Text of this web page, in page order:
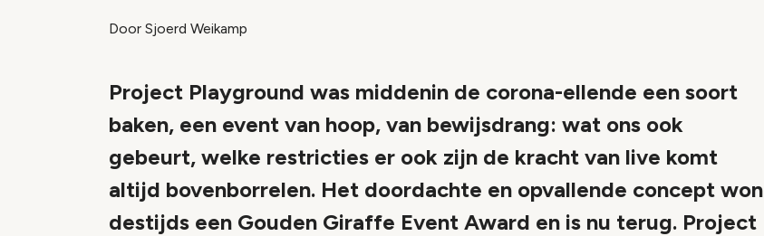
Door Sjoerd Weikamp
Project Playground was middenin de corona-ellende een soort
baken, een event van hoop, van bewijsdrang: wat ons ook
gebeurt, welke restricties er ook zijn de kracht van live komt
altijd bovenborrelen. Het doordachte en opvallende concept won
destijds een Gouden Giraffe Event Award en is nu terug. Project